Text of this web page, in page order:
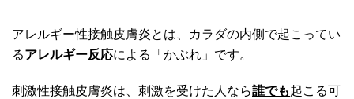
アレルギー性接触皮膚炎とは、カラダの内側で起こってい
るアレルギー反応による「かぶれ」です。
刺激性接触皮膚炎は、刺激を受けた人なら誰でも起こる可